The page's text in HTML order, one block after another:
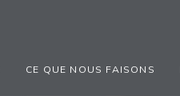
CE QUE NOUS FAISONS